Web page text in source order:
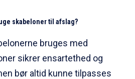
skabeloner til afslag?
bruges med
sikrer ensartethed og
bør altid kunne tilpasses